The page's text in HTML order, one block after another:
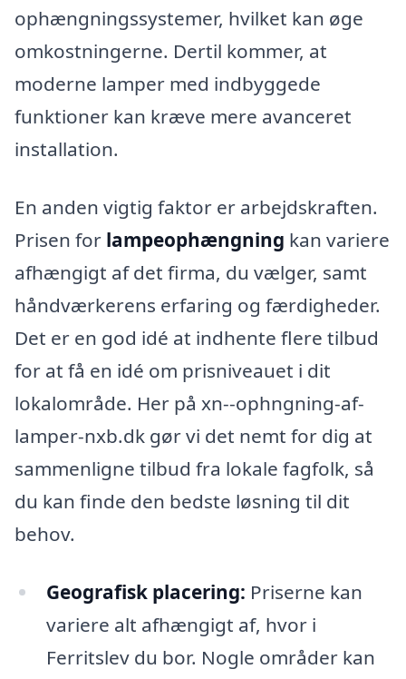
ophængningssystemer, hvilket kan øge
omkostningerne. Dertil kommer, at
moderne lamper med indbyggede
funktioner kan kræve mere avanceret
installation.
En anden vigtig faktor er arbejdskraften.
Prisen for lampeophængning kan variere
afhængigt af det firma, du vælger, samt
håndværkerens erfaring og færdigheder.
Det er en god idé at indhente flere tilbud
for at få en idé om prisniveauet i dit
lokalområde. Her på xn--ophngning-af-
lamper-nxb.dk gør vi det nemt for dig at
sammenligne tilbud fra lokale fagfolk, så
du kan finde den bedste løsning til dit
behov.
Geografisk placering: Priserne kan
variere alt afhængigt af, hvor i
Ferritslev du bor. Nogle områder kan